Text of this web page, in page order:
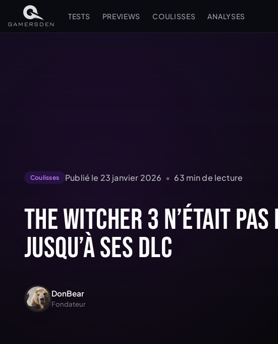
TESTS PREVIEWS COULISSES ANALYSES
Coulisses Publié le 23 janvier 2026 • 63 min de lecture
The Witcher 3 n’était
jusqu’à ses DLC
DonBear
Fondateur